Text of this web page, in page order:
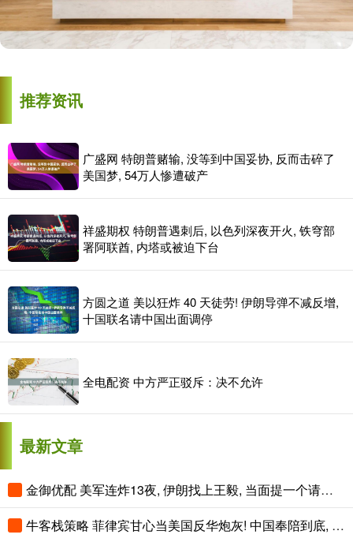
推荐资讯
广盛网 特朗普赌输, 没等到中国妥协, 反而击碎了
美国梦, 54万人惨遭破产
祥盛期权 特朗普遇刺后, 以色列深夜开火, 铁穹部
署阿联酋, 内塔或被迫下台
方圆之道 美以狂炸 40 天徒劳! 伊朗导弹不减反增,
十国联名请中国出面调停
全电配资 中方严正驳斥：决不允许
最新文章
金御优配 美军连炸13夜, 伊朗找上王毅, 当面提一个请求, 特朗普为中俄说话
牛客栈策略 菲律宾甘心当美国反华炮灰! 中国奉陪到底, 看谁先扛不住!